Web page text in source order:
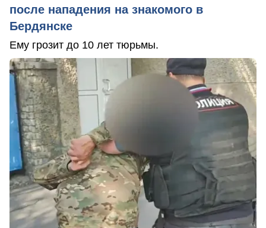
после нападения на знакомого в
Бердянске
Ему грозит до 10 лет тюрьмы.